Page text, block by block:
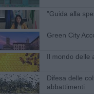
"Guida alla
Green City
Il mondo delle
Difesa delle
abbattimenti